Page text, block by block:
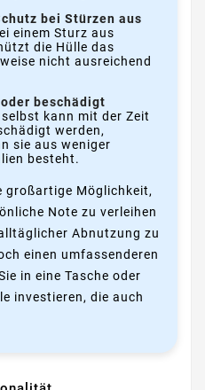
bei Stürzen aus
einem Sturz aus
die Hülle das
nicht ausreichend
beschädigt
selbst kann mit der Zeit
werden,
sie aus weniger
besteht.
großartige Möglichkeit,
Note zu verleihen
Abnutzung zu
einen umfassenderen
in eine Tasche oder
investieren, die auch